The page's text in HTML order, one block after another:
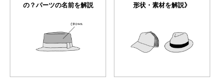
の？パーツの名前を解説
形状・素材を解説》